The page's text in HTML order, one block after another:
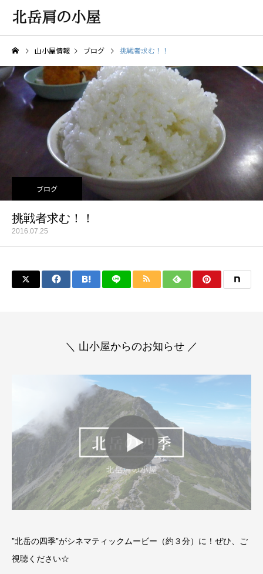
山小屋情報 ブログ 挑戦者求む！！
ブログ
挑戦者求む！！
2016.07.25
＼ 山小屋からのお知らせ ／
”北岳の四季”がシネマティックムービー（約３分）に！ぜひ、ご
視聴ください☆